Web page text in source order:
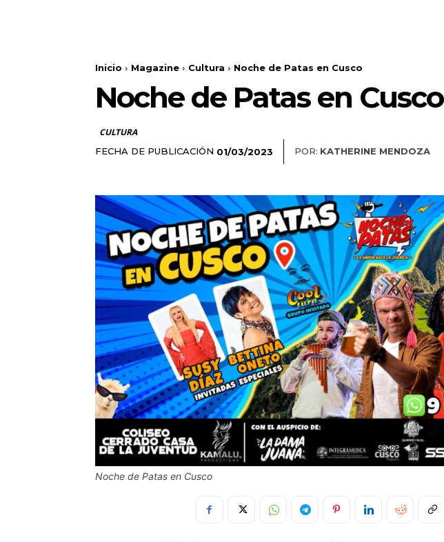
Inicio Magazine Cultura Noche de Patas en Cusco
Noche de Patas en Cusco
CULTURA
FECHA DE PUBLICACIÓN 01/03/2023 POR: KATHERINE MENDOZA
Noche de Patas en Cusco